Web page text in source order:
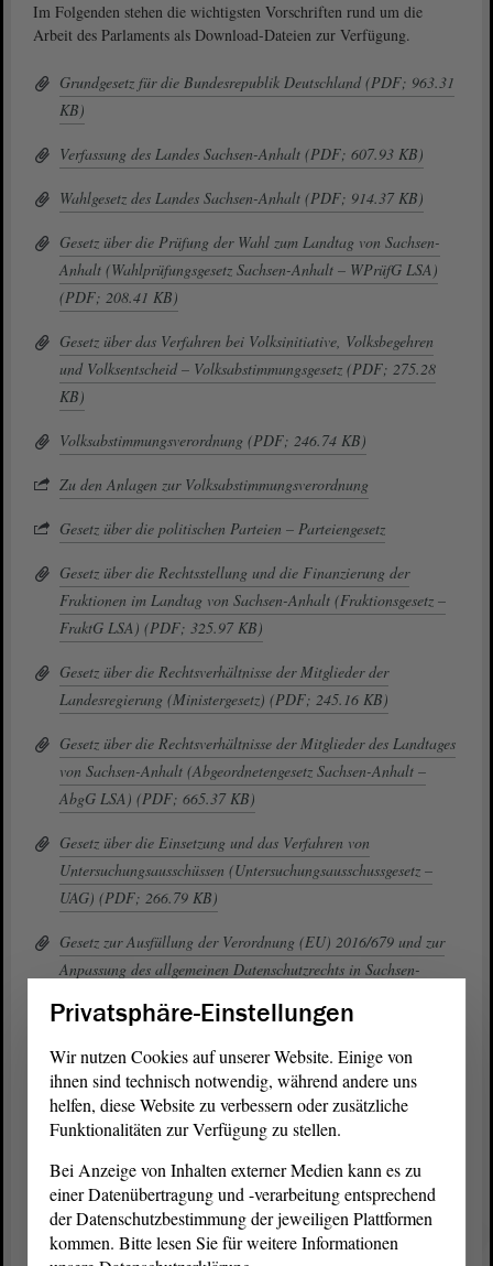
Im Folgenden stehen die wichtigsten Vorschriften rund um die
Arbeit des Parlaments als Download-Dateien zur Verfügung.
Grundgesetz für die Bundesrepublik Deutschland (PDF; 963.31
KB)
Verfassung des Landes Sachsen-Anhalt (PDF; 607.93 KB)
Wahlgesetz des Landes Sachsen-Anhalt (PDF; 914.37 KB)
Gesetz über die Prüfung der Wahl zum Landtag von Sachsen-
Anhalt (Wahlprüfungsgesetz Sachsen-Anhalt – WPrüfG LSA)
(PDF; 208.41 KB)
Gesetz über das Verfahren bei Volksinitiative, Volksbegehren
und Volksentscheid – Volksabstimmungsgesetz (PDF; 275.28
KB)
Volksabstimmungsverordnung (PDF; 246.74 KB)
Zu den Anlagen zur Volksabstimmungsverordnung
Gesetz über die politischen Parteien – Parteiengesetz
Gesetz über die Rechtsstellung und die Finanzierung der
Fraktionen im Landtag von Sachsen-Anhalt (Fraktionsgesetz –
FraktG LSA) (PDF; 325.97 KB)
Gesetz über die Rechtsverhältnisse der Mitglieder der
Landesregierung (Ministergesetz) (PDF; 245.16 KB)
Gesetz über die Rechtsverhältnisse der Mitglieder des Landtages
von Sachsen-Anhalt (Abgeordnetengesetz Sachsen-Anhalt –
AbgG LSA) (PDF; 665.37 KB)
Gesetz über die Einsetzung und das Verfahren von
Untersuchungsausschüssen (Untersuchungsausschussgesetz –
UAG) (PDF; 266.79 KB)
Gesetz zur Ausfüllung der Verordnung (EU) 2016/679 und zur
Anpassung des allgemeinen Datenschutzrechts in Sachsen-
Sachsen-Anhalt – DSAG LSA) (PDF; 591.75 KB)
Geschäftsordnung des Landtags von Sachsen-Anhalt (PDF;
402.86 KB)
Landtagsinformationsgesetz – LIG (PDF; 170.2 KB)
Landtagsinformationsvereinbarung (PDF; 206.76 KB)
Beschluss der Landesregierung über den Aufbau der
Landesregierung und die Abgrenzung der Geschäftsbereiche
Privatsphäre-Einstellungen
Wir nutzen Cookies auf unserer Website. Einige von
ihnen sind technisch notwendig, während andere uns
helfen, diese Website zu verbessern oder zusätzliche
Funktionalitäten zur Verfügung zu stellen.
Bei Anzeige von Inhalten externer Medien kann es zu
einer Datenübertragung und -verarbeitung entsprechend
der Datenschutzbestimmung der jeweiligen Plattformen
kommen. Bitte lesen Sie für weitere Informationen